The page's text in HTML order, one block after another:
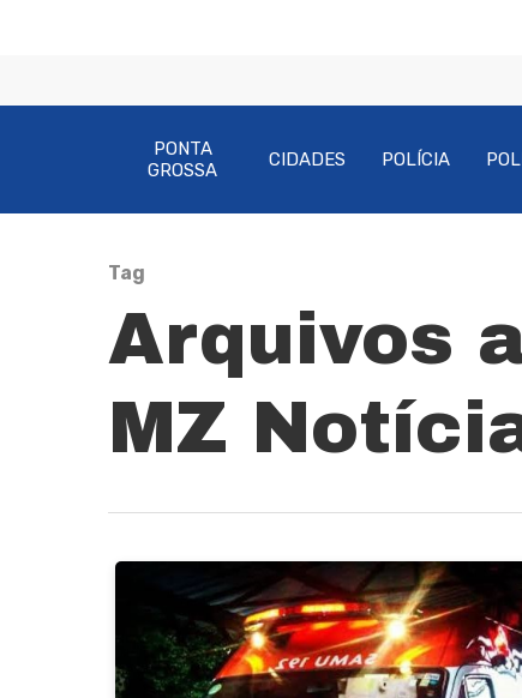
PONTA
GROSSA
CIDADES POLÍCIA
Tag
Arquivos
MZ